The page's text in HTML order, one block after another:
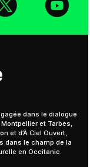
dans le dialogue
et Tarbes,
et d’À Ciel Ouvert,
dans le champ de la
en Occitanie.